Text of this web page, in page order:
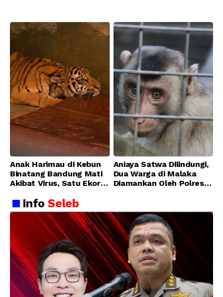
Anak Harimau di Kebun
Binatang Bandung Mati
Akibat Virus, Satu Ekor
Membaik
Aniaya Satwa Dilindungi,
Dua Warga di Malaka
Diamankan Oleh Polres
InfoSeleb